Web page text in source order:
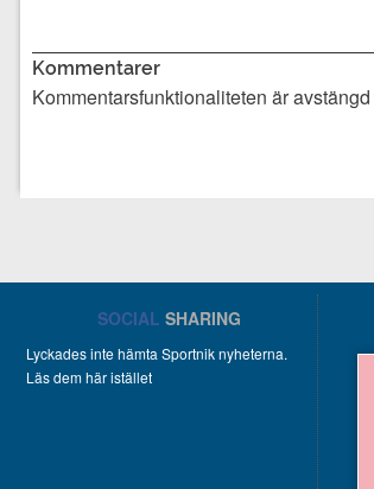
Kommentarer
Kommentarsfunktionaliteten är avstängd
SOCIAL SHARING
Lyckades inte hämta Sportnik nyheterna.
Läs dem här istället